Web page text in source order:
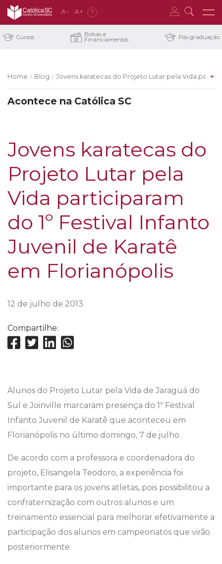
A- A+ ?
Cursos Bolsas e
Financiamentos Pós-graduação
Home / Blog / Jovens karatecas do Projeto Lutar pela Vida
Acontece na Católica SC
Jovens karatecas do
Projeto Lutar pela
Vida participaram
do 1º Festival Infanto
Juvenil de Karatê
em Florianópolis
12 de julho de 2013
Compartilhe:
Alunos do Projeto Lutar pela Vida de Jaraguá do
Sul e Joinville marcaram presença do 1º Festival
Infanto Juvenil de Karatê que aconteceu em
Florianópolis no último domingo, 7 de julho.
De acordo com a professora e coordenadora do
projeto, Elisangela Teodoro, a experiência foi
importante para os jovens atletas, pois possibilitou a
confraternização com outros alunos e um
treinamento essencial para melhorar efetivamente a
participação dos alunos em campeonatos que virão
posteriormente.